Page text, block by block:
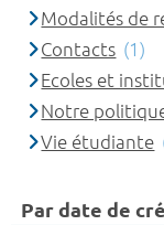
Modalités de
Contacts (1)
Ecoles et
Notre
Vie étudiante
Par date de